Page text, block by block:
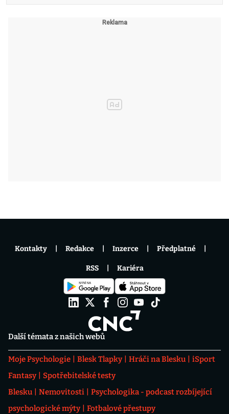
Další témata z našich webů
Moje Psychologie Blesk Tlapky Hráči na Blesku
iSport
Fantasy
Spotřebitelské testy
Blesku
Nemovitosti
Psychologika - podcast rozbíjející
psychologické mýty
Fotbalové přestupy
Kontakty Redakce Inzerce Předplatné
RSS Kariéra